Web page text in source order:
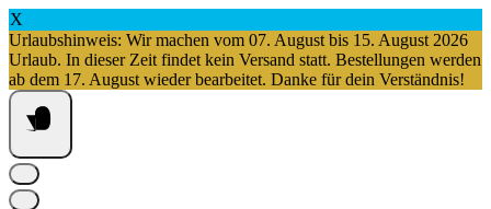
X
Urlaubshinweis: Wir machen vom 07. August bis 15. August 2026
Urlaub. In dieser Zeit findet kein Versand statt. Bestellungen werden
ab dem 17. August wieder bearbeitet. Danke für dein Verständnis!
Springe
zum
Inhalt